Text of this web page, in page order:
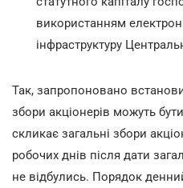
використанням
інфраструктуру
Так, запропоновано
збори акціонерів можуть
скликає загальні збори
робочих днів після дати
не відбулись. Порядок